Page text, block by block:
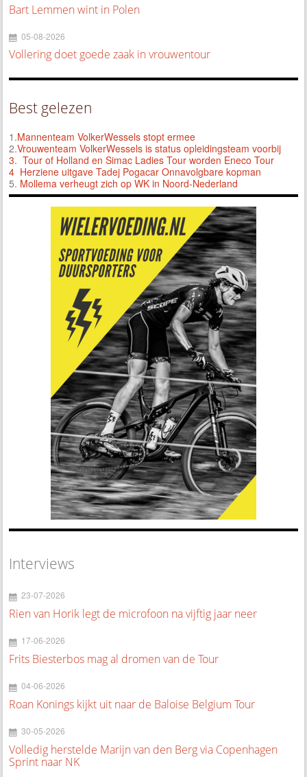
Bart Lemmen wint in Polen
05-08-2026
Vollering doet goede zaak in vrouwentour
Best gelezen
1.Mannenteam VolkerWessels stopt ermee
2.Vrouwenteam VolkerWessels is status opleidingsteam voorbij
3. Tour of Holland en Simac Ladies Tour worden Eneco Tour
4 Herziene uitgave Tadej Pogacar Onnavolgbare kopman
5. Mollema verheugt zich op WK in Noord-Nederland
Interviews
23-07-2026
Rien van Horik legt de microfoon na vijftig jaar neer
17-06-2026
Frits Biesterbos mag al dromen van de Tour
04-06-2026
Roan Konings kijkt uit naar de Baloise Belgium Tour
30-05-2026
Volledig herstelde Marijn van den Berg via Copenhagen
Sprint naar NK